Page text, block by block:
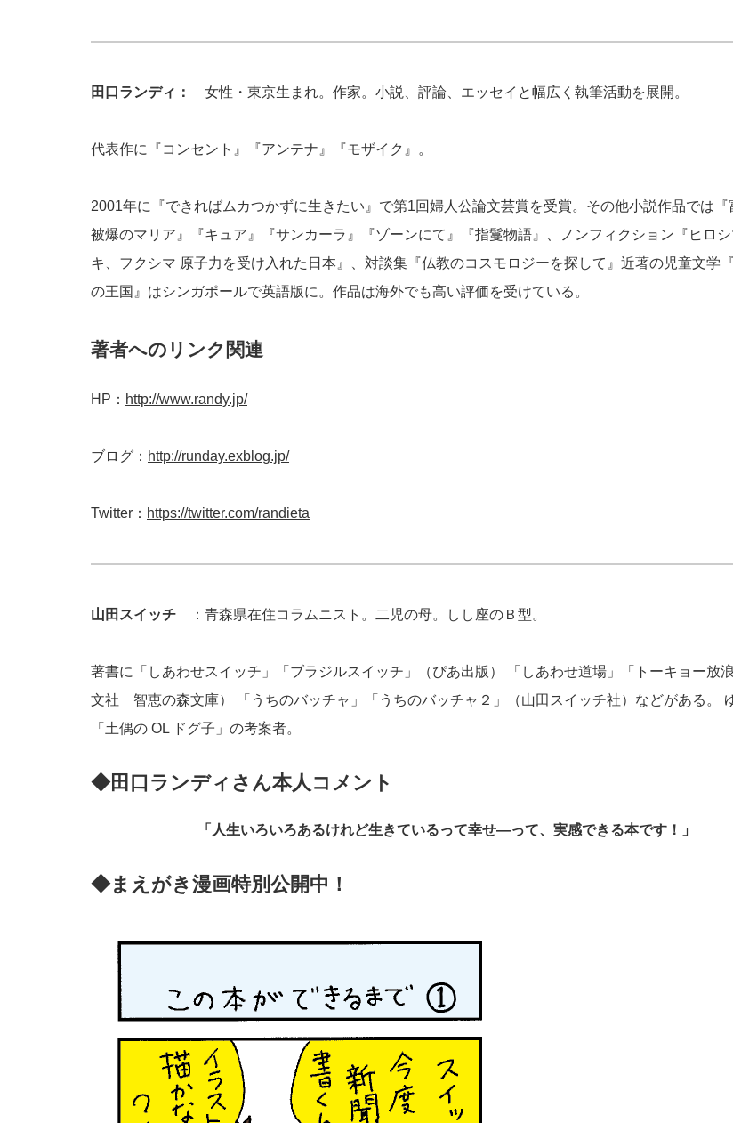
田口ランディ： 女性・東京生まれ。作家。小説、評論、エッセイと幅広く執筆活動を展開。
代表作に『コンセント』『アンテナ』『モザイク』。
2001年に『できればムカつかずに生きたい』 で第1回婦人公論文芸賞を受賞。その他小説作品では『
被爆のマリア』『キュア』『サンカーラ』『ゾーンにて』『指鬘物語』、ノンフィクション『ヒロ
キ、フクシマ 原子力を受け入れた日本』、対談集『仏教のコスモロジーを探して 』近著の児童文学
の王国』はシンガポールで英語版に。 作品は海外でも高い評価を受けている。
著者へのリンク関連
HP： http://www.randy.jp/
ブログ： http://runday.exblog.jp/
Twitter： https://twitter.com/randieta
山田スイッチ ：青森県在住コラムニスト。二児の母。しし座のＢ型。
著書に「しあわせスイッチ」「ブラジルスイッチ」（ぴあ出版） 「しあわせ道場」「トーキョー放
文社 智恵の森文庫） 「うちのバッチャ」「うちのバッチャ２」（山田スイッチ社）などがある。
「土偶の OL ドグ子」の考案者。
◆田口ランディさん本人コメント
「人生いろいろあるけれど生きているって幸せ―って、実感できる本です！」
◆まえがき漫画特別公開中！